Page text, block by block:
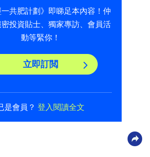
共肥計劃》即睇足本內容！仲
投資貼士、獨家專訪、會員活
動等緊你！
立即訂閲
是會員？ 登入閱讀全文